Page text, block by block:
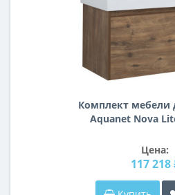
Комплект мебели
Aquanet Nova
Цена:
117 218